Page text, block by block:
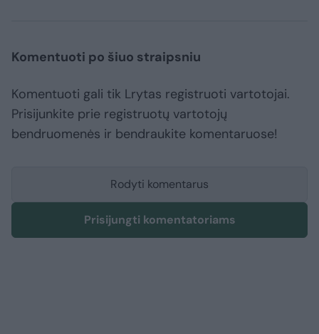
Komentuoti po šiuo straipsniu
Komentuoti gali tik Lrytas registruoti vartotojai.
Prisijunkite prie registruotų vartotojų
bendruomenės ir bendraukite komentaruose!
Rodyti komentarus
Prisijungti komentatoriams